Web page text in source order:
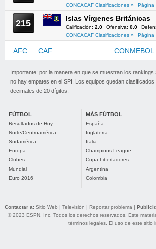
CONCACAF Clasificaciones »
Página
215 Islas Vírgenes Británicas
Calificación: 2.0 Ofensiva: 0.0
CONCACAF Clasificaciones »
Página
AFC CAF CONMEBOL
Importante: por la manera en que se muestran los
no hay empates en el SPI. Los equipos quedan
decimales de 20 dígitos.
FÚTBOL
Resultados de Hoy
Norte/Centroamérica
Sudamérica
Europa
Clubes
Mundial
Euro 2016
MÁS FÚTBOL
España
Inglaterra
Italia
Champions League
Copa Libertadores
Argentina
Colombia
Contactar a: Sitio Web | Televisión | Reportar problema |
© 2023 ESPN, Inc. Todos los derechos reservados. Este
términos legales. El uso de este sitio